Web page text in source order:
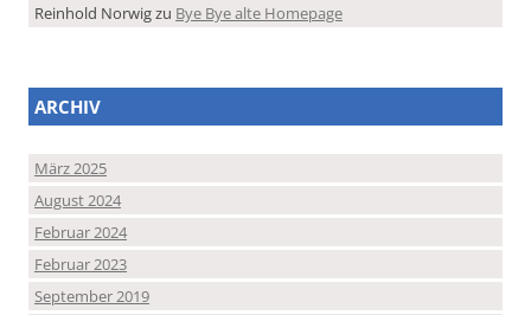
Reinhold Norwigzu Bye Bye alte Homepage
ARCHIV
März 2025
August 2024
Februar 2024
Februar 2023
September 2019